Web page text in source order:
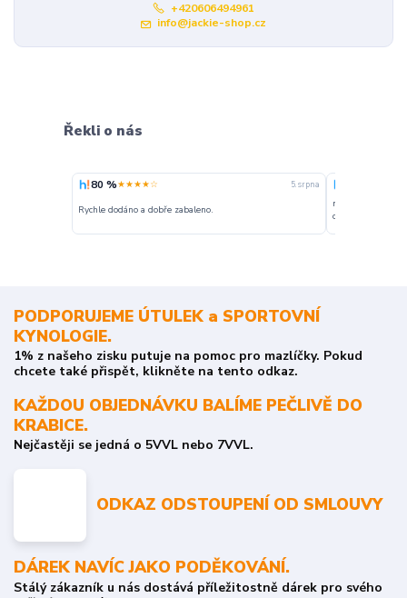
+420606494961
info@jackie-shop.cz
Řekli o nás
80 %★★★★☆ 5. srpna
Rychle dodáno a dobře zabaleno.
nakupuji
o stavu
PODPORUJEME ÚTULEK a SPORTOVNÍ
KYNOLOGIE.
1% z našeho zisku putuje na pomoc pro mazlíčky. Pokud
chcete také přispět, klikněte na tento odkaz.
KAŽDOU OBJEDNÁVKU BALÍME PEČLIVĚ DO
KRABICE.
Nejčastěji se jedná o 5VVL nebo 7VVL.
ODKAZ ODSTOUPENÍ OD SMLOUVY
DÁREK NAVÍC JAKO PODĚKOVÁNÍ.
Stálý zákazník u nás dostává příležitostně dárek pro svého